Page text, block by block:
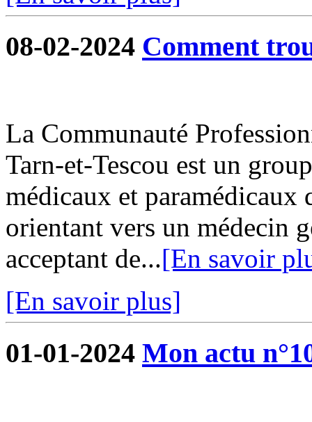
08-02-2024 Comment
La Communauté
Tarn-et-Tescou est un
médicaux et paramédicaux
orientant vers un médecin
acceptant de...[En savoir
[En savoir plus]
01-01-2024 Mon actu